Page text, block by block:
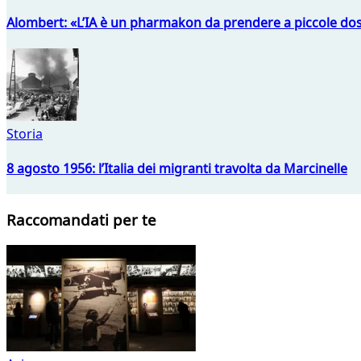
Alombert: «L’IA è un pharmakon da prendere a piccole
Storia
8 agosto 1956: l’Italia dei migranti travolta da Marcinelle
Raccomandati per te